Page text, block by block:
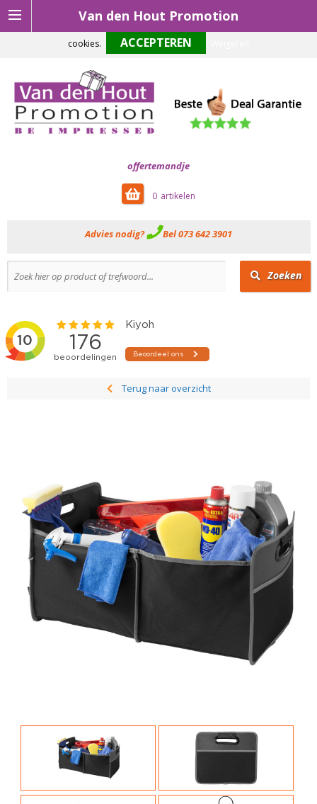
Van den Hout Promotion
offertemandje
0
Advies nodig? Bel 073 642 3901
Zoeken
Terug naar overzicht
Om onze website optimaal te laten functioneren maken wij gebruik van
cookies.